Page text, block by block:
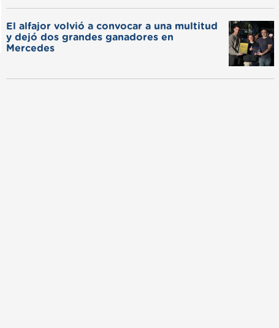
El alfajor volvió a convocar a una multitud
y dejó dos grandes ganadores en
Mercedes